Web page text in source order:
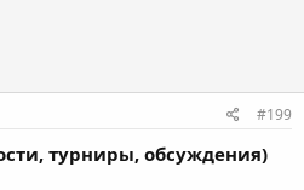
#199
турниры, обсуждения)